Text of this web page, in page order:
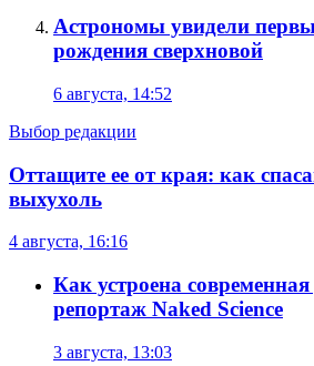
Астрономы увидели
рождения сверхновой
6 августа, 14:52
Выбор редакции
Оттащите ее от края: как
выхухоль
4 августа, 16:16
Как устроена
репортаж Naked Science
3 августа, 13:03